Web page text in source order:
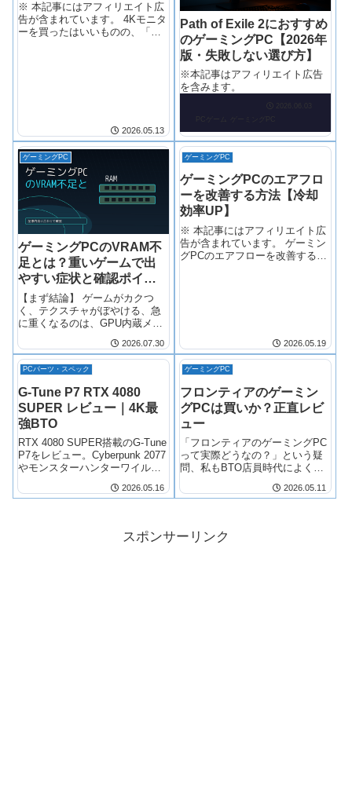
※ 本記事にはアフィリエイト広
告が含まれています。 4Kモニタ
ーを買ったはいいものの、「ゲ
2026.05.13
Path of Exile 2におすすめ
のゲーミングPC【2026年
版・失敗しない選び方】
※本記事はアフィリエイト広告
を含みます。
ゲーミングPC
ゲーミングPCのVRAM不
足とは？重いゲームで出
やすい症状と確認ポイン
ト
【まず結論】 ゲームがカクつ
く、テクスチャがぼやける、急
に重くなるのは、GPU内蔵メモ
とが原因のひとつです。VRAM
不足の症状を判定し、テクスチ
ャ品質や解像度の設定で対応で
きるケースか、GPU選び直しが
必要なの
2026.07.30
ゲーミングPC
ゲーミングPCのエアフロ
ーを改善する方法【冷却
効率UP】
※ 本記事にはアフィリエイト広
告が含まれています。 ゲーミン
グPCのエアフローを改善する方
2026.05.19
PCパーツ・スペック
G-Tune P7 RTX 4080
SUPER レビュー｜4K最
強BTO
RTX 4080 SUPER搭載のG-Tune
P7をレビュー。Cyberpunk 2077
やモンスターハンターワイルズ
向けのハイエンドBTOデスクト
2026.05.16
ゲーミングPC
フロンティアのゲーミン
グPCは買いか？正直レビ
ュー
「フロンティアのゲーミングPC
って実際どうなの？」という疑
問、私もBTO店員時代によく聞
ロンティアは「知る人ぞ知る」
房ほど有名ではないものの、コ
ストパフォー…
2026.05.11
スポンサーリンク